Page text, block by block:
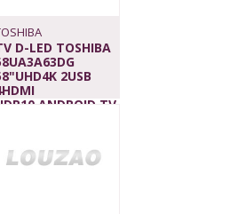
D-LED TOSHIBA
2USB
TV,